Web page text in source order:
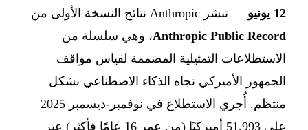
12 يونيو
— تنشر Anthropic نتائج النسخة الأولى من
Anthropic Public Record، وهي سلسلة من
الاستطلاعات التمثيلية المصممة لقياس مواقف
الجمهور الأميركي تجاه الذكاء الاصطناعي بشكل
منتظم. أُجري الاستطلاع في نوفمبر-ديسمبر 2025
على 51,993 أميركيًا (من عمر 16 عامًا فأكثر) عبر